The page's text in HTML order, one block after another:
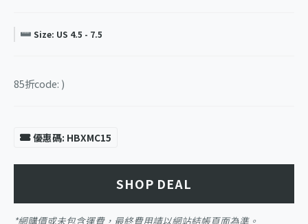
Size: US 4.5 - 7.5
85折code: )
優惠碼: HBXMC15
SHOP DEAL
*網購價或未包含運費，最終費用請以網站結帳頁面為準。